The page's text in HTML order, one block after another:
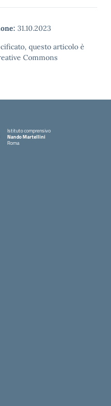
31.10.2023
questo articolo è
Commons
Istituto comprensivo
Nando Martellini
Roma